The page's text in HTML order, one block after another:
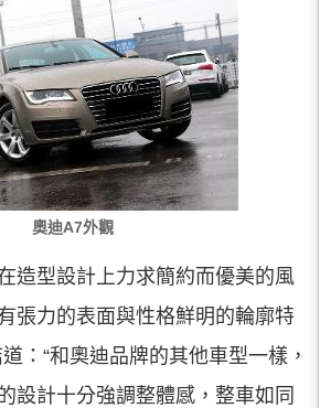
奧迪A7外觀
造型設計上力求簡約而優美的風
張力的表面與性格鮮明的輪廓特
：“和奧迪品牌的其他車型一樣，
設計十分強調整體感，整車如同